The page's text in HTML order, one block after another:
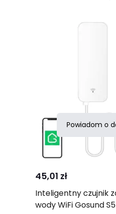
Powiadom o
45,01 zł
Inteligentny czujnik
wody WiFi Gosund